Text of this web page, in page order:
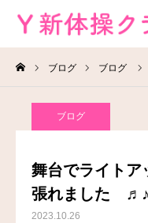
ブログ ブログ
ブログ
舞台でライトア
張れました
2023.10.26
無料体験
HOME